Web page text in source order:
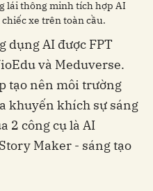
lái thông minh tích hợp AI
xe trên toàn cầu.
và Meduverse.
tạo nên môi trường
khuyến khích sự sáng
2 công cụ là AI
Maker - sáng tạo